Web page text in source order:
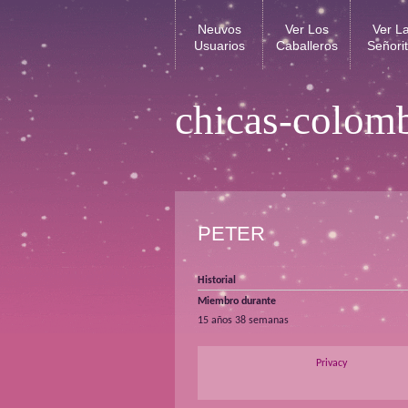
chicas-
Neuvos
Usuarios
Ver Los
Caballeros
Ver
PETER
Historial
Miembro durante
15 años 38 semanas
Privacy